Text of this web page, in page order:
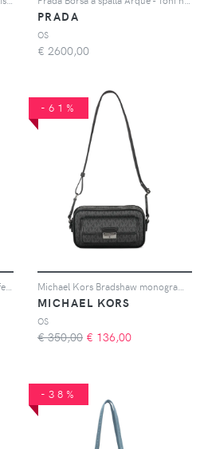
PRADA
OS
€ 2600,00
-61%
MICHAEL KORS
OS
€ 350,00 € 136,00
-38%